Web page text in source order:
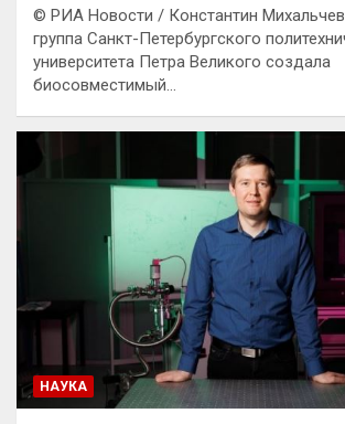
© РИА Новости / Константин
группа Санкт-Петербургского
университета Петра Великого создала
биосовместимый…
НАУКА